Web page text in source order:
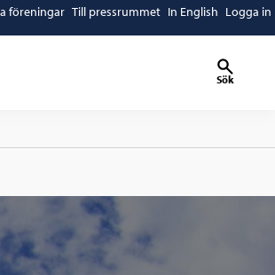
föreningar Till pressrummet In English Logga in
Sök